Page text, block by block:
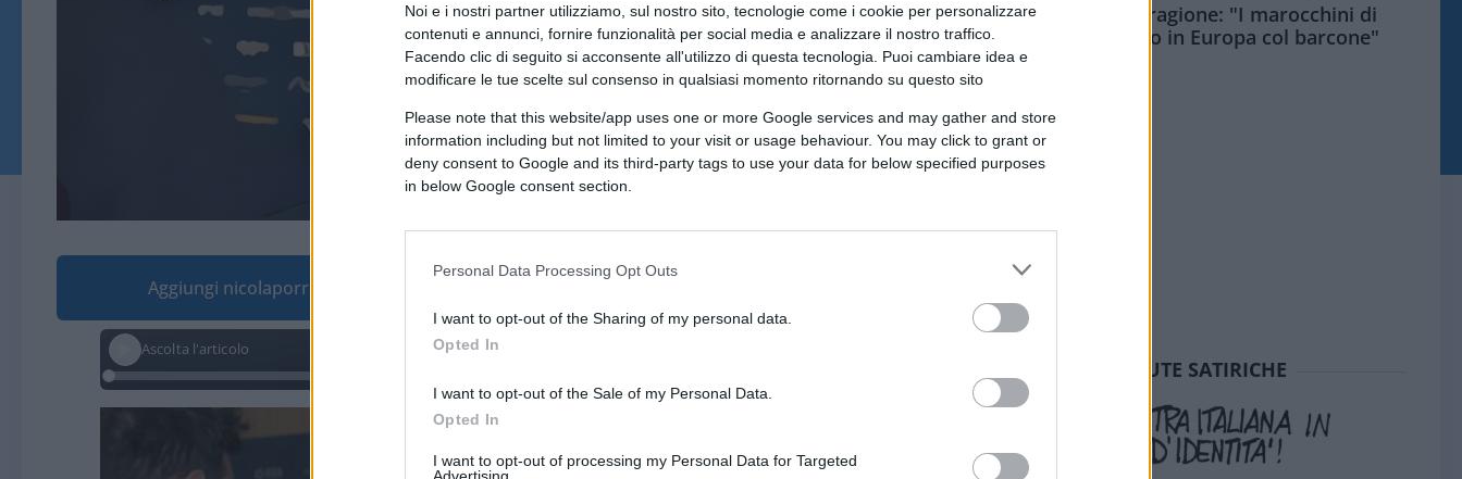
Noi e i nostri partner utilizziamo, sul nostro sito, tecnologie come i cookie per personalizzare
contenuti e annunci, fornire funzionalità per social media e analizzare il nostro traffico.
Facendo clic di seguito si acconsente all'utilizzo di questa tecnologia. Puoi cambiare idea e
modificare le tue scelte sul consenso in qualsiasi momento ritornando su questo sito
Please note that this website/app uses one or more Google services and may gather and store
information including but not limited to your visit or usage behaviour. You may click to grant or
deny consent to Google and its third-party tags to use your data for below specified purposes
in below Google consent section.
Personal Data Processing Opt Outs
I want to opt-out of the Sharing of my personal data.
Opted In
I want to opt-out of the Sale of my Personal Data.
Opted In
I want to opt-out of processing my Personal Data for Targeted
Aggiungi nicolaporro.it alle tue fonti preferite su Google
Ascolta l'articolo
Meloni aveva ragione: "I marocchini di
Ceuta sbarcano in Europa col barcone"
SEDUTE SATIRICHE